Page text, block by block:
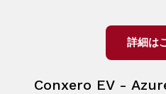
詳細は
Conxero EV -